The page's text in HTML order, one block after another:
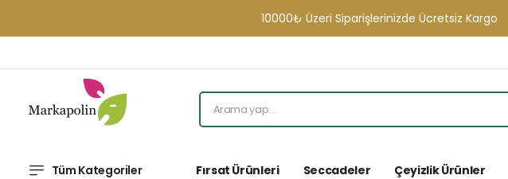
10000₺ Üzeri Siparişlerinizde Ücretsiz Kargo
Tüm Kategoriler Fırsat Ürünleri Seccadeler Çeyizlik Ürünler